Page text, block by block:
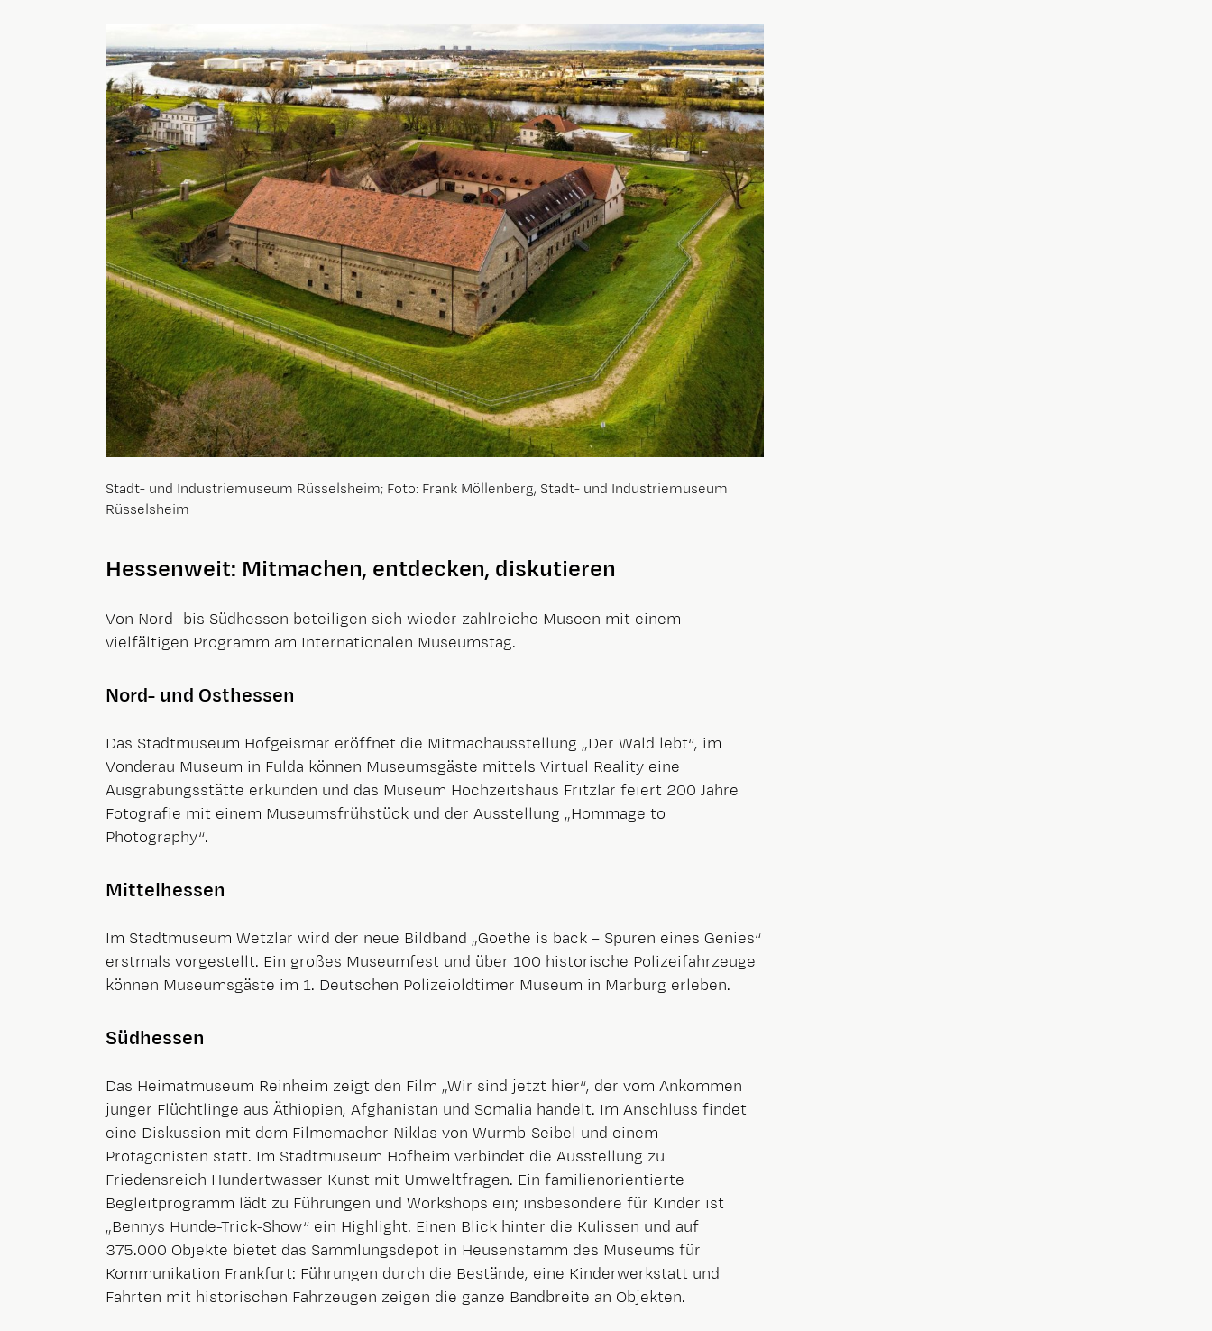
Stadt- und Industriemuseum Rüsselsheim; Foto: Frank Möllenberg, Stadt- und Industriemuseum
Rüsselsheim
Hessenweit: Mitmachen, entdecken, diskutieren
Von Nord- bis Südhessen beteiligen sich wieder zahlreiche Museen mit einem
vielfältigen Programm am Internationalen Museumstag.
Nord- und Osthessen
Das Stadtmuseum Hofgeismar eröffnet die Mitmachausstellung „Der Wald lebt“, im
Vonderau Museum in Fulda können Museumsgäste mittels Virtual Reality eine
Ausgrabungsstätte erkunden und das Museum Hochzeitshaus Fritzlar feiert 200 Jahre
Fotografie mit einem Museumsfrühstück und der Ausstellung „Hommage to
Photography“.
Mittelhessen
Im Stadtmuseum Wetzlar wird der neue Bildband „Goethe is back – Spuren eines Genies“
erstmals vorgestellt. Ein großes Museumfest und über 100 historische Polizeifahrzeuge
können Museumsgäste im 1. Deutschen Polizeioldtimer Museum in Marburg erleben.
Südhessen
Das Heimatmuseum Reinheim zeigt den Film „Wir sind jetzt hier“, der vom Ankommen
junger Flüchtlinge aus Äthiopien, Afghanistan und Somalia handelt. Im Anschluss findet
eine Diskussion mit dem Filmemacher Niklas von Wurmb-Seibel und einem
Protagonisten statt. Im Stadtmuseum Hofheim verbindet die Ausstellung zu
Friedensreich Hundertwasser Kunst mit Umweltfragen. Ein familienorientierte
Begleitprogramm lädt zu Führungen und Workshops ein; insbesondere für Kinder ist
„Bennys Hunde-Trick-Show“ ein Highlight. Einen Blick hinter die Kulissen und auf
375.000 Objekte bietet das Sammlungsdepot in Heusenstamm des Museums für
Kommunikation Frankfurt: Führungen durch die Bestände, eine Kinderwerkstatt und
Fahrten mit historischen Fahrzeugen zeigen die ganze Bandbreite an Objekten.